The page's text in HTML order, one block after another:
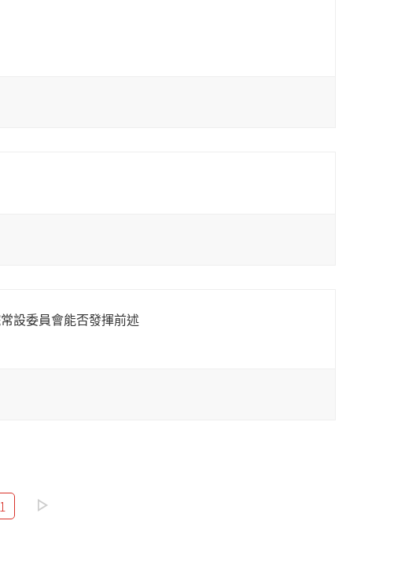
設委員會能否發揮前述
1